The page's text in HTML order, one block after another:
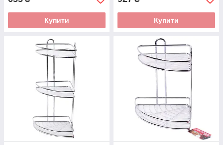
Купити Купити